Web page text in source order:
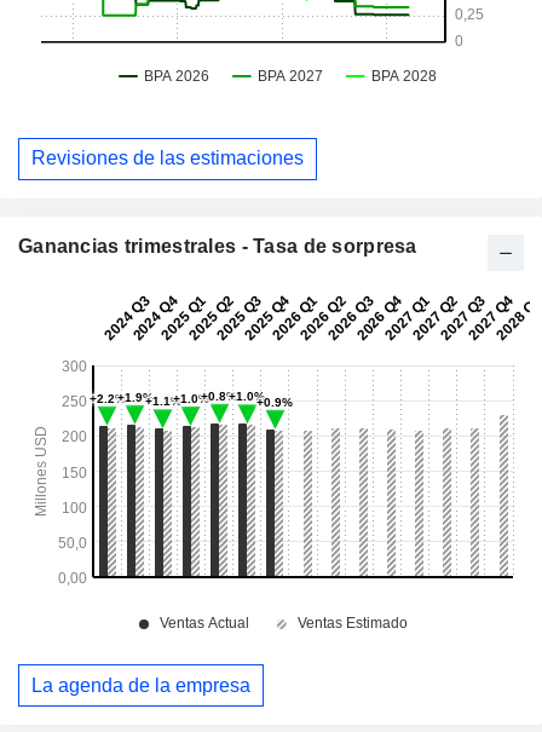
Revisiones de las estimaciones
Ganancias trimestrales - Tasa de sorpresa
La agenda de la empresa